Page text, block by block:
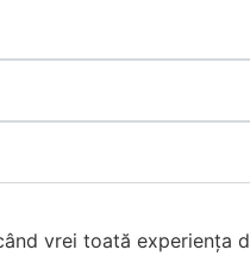
vrei toată experiența